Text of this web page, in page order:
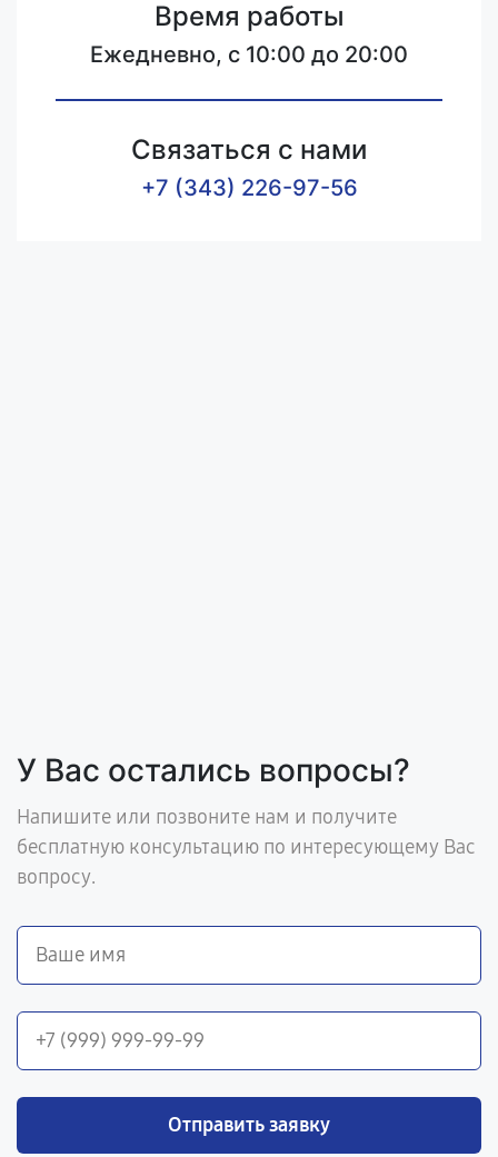
Время работы
Ежедневно, с 10:00 до 20:00
Связаться с нами
+7 (343) 226-97-56
У Вас остались вопросы?
Напишите или позвоните нам и получите
бесплатную консультацию по интересующему Вас
вопросу.
Отправить заявку